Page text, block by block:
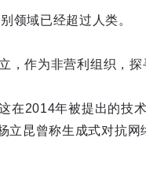
领域已经超过人类。
作为非营利组织，探
在2014年被提出的技
立昆曾称生成式对抗网